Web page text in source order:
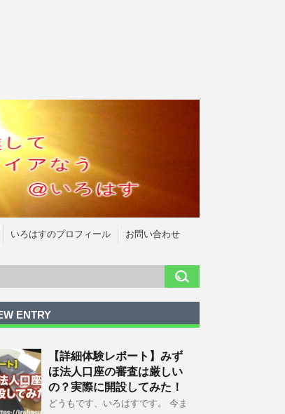
いろはすのプロフィール お問い合わせ
ENTRY
【詳細体験レポート】みず
ほ法人口座の審査は厳しい
の？実際に開設してみた！
どうもです、いろはすです。 今ま